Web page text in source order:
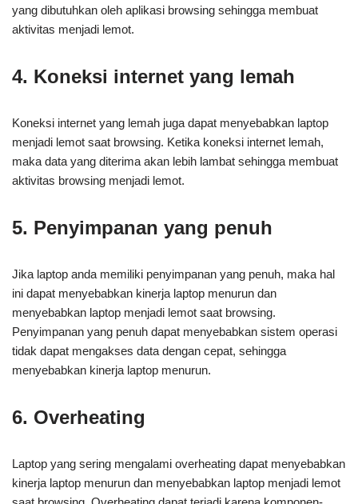
yang dibutuhkan oleh aplikasi browsing sehingga membuat
aktivitas menjadi lemot.
4. Koneksi internet yang lemah
Koneksi internet yang lemah juga dapat menyebabkan laptop
menjadi lemot saat browsing. Ketika koneksi internet lemah,
maka data yang diterima akan lebih lambat sehingga membuat
aktivitas browsing menjadi lemot.
5. Penyimpanan yang penuh
Jika laptop anda memiliki penyimpanan yang penuh, maka hal
ini dapat menyebabkan kinerja laptop menurun dan
menyebabkan laptop menjadi lemot saat browsing.
Penyimpanan yang penuh dapat menyebabkan sistem operasi
tidak dapat mengakses data dengan cepat, sehingga
menyebabkan kinerja laptop menurun.
6. Overheating
Laptop yang sering mengalami overheating dapat menyebabkan
kinerja laptop menurun dan menyebabkan laptop menjadi lemot